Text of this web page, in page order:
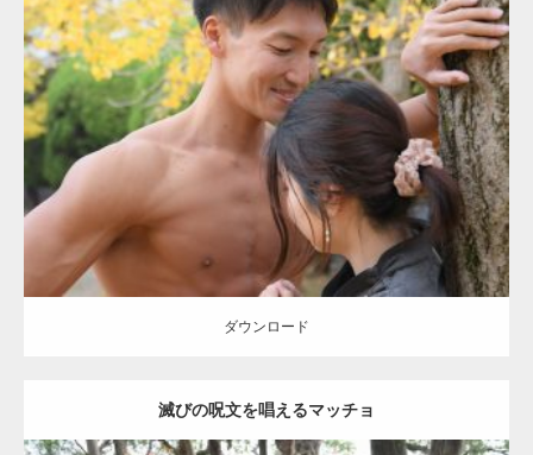
Update: 2021.07.8
Category:公園のマッチョ その他 AKIHITO(細マッチョ) 大胸筋 肩 腹
筋
ダウンロード
滅びの呪文を唱えるマッチョ
【YouTube】マッチョフリー素材メンバーが
ギネス世界記録…
【TV】TBS番組「ひるおび」にてマッスルプ
ラスが紹介されま…